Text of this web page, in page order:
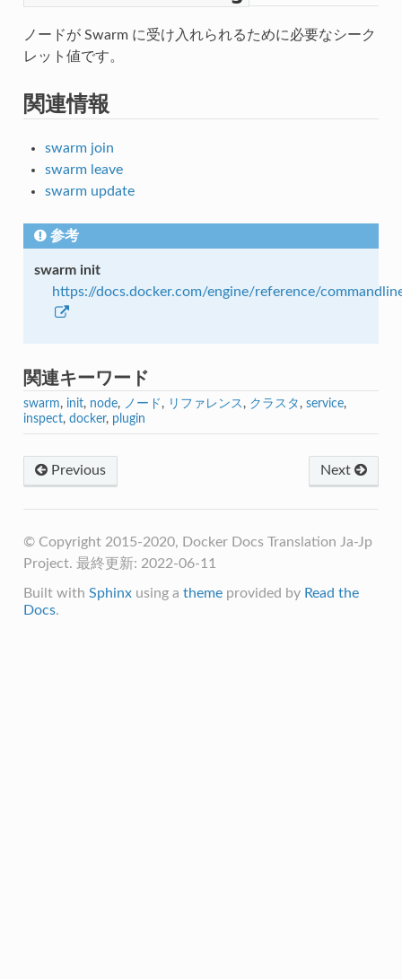
ノードが Swarm に受け入れられるために必要なシーク
レット値です。
関連情報
swarm join
swarm leave
swarm update
参考
swarm init
https://docs.docker.com/engine/reference/
関連キーワード
swarm, init, node, ノード , リファレンス , クラスタ , service,
inspect, docker, plugin
Next
Previous
© Copyright 2015-2020, Docker Docs Translation Ja-Jp
Project. 最終更新: 2022-06-11
Built with Sphinxusing a themeprovided by Read the
Docs.